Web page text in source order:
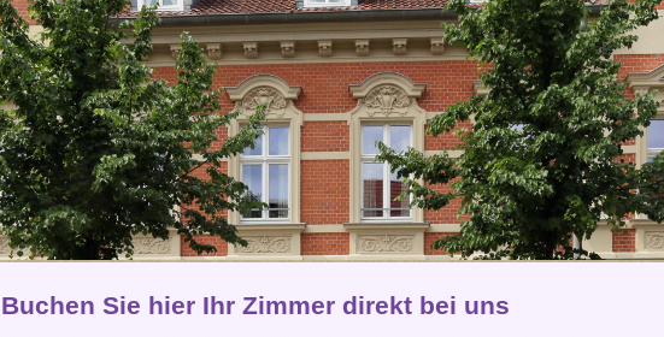
Buchen Sie hier Ihr Zimmer direkt bei uns